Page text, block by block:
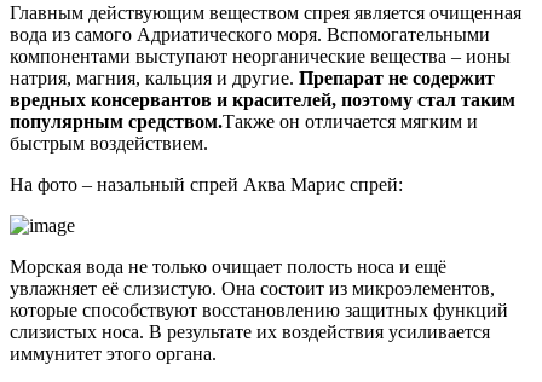
Главным действующим веществом спрея является очищенная
вода из самого Адриатического моря. Вспомогательными
компонентами выступают неорганические вещества – ионы
натрия, магния, кальция и другие. Препарат не содержит
вредных консервантов и красителей, поэтому стал таким
популярным средством.Также он отличается мягким и
быстрым воздействием.
На фото – назальный спрей Аква Марис спрей:
Морская вода не только очищает полость носа и ещё
увлажняет её слизистую. Она состоит из микроэлементов,
которые способствуют восстановлению защитных функций
слизистых носа. В результате их воздействия усиливается
иммунитет этого органа.